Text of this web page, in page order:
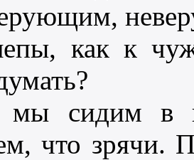
как к
в
что